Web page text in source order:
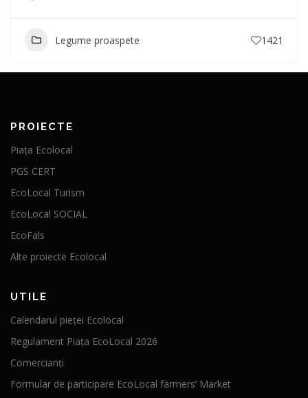
Legume proaspete 1421
PROIECTE
Piața Ecolocal
PGS CERT
EcoLocal Turism
EcoLocal SOCIAL
EcoFals
Alte proiecte Ecolocal
UTILE
Calendarul pieței Ecolocal
Regulament Piața EcoLocal 2026
Comercianți
Formular de participare EcoLocal farmers’ Market